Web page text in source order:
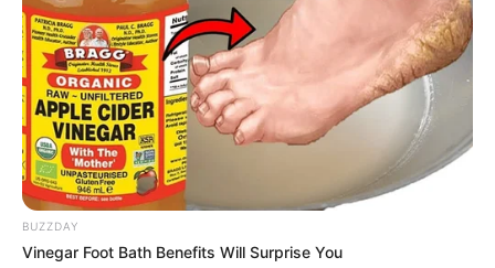
BUZZDAY
Vinegar Foot Bath Benefits Will Surprise You